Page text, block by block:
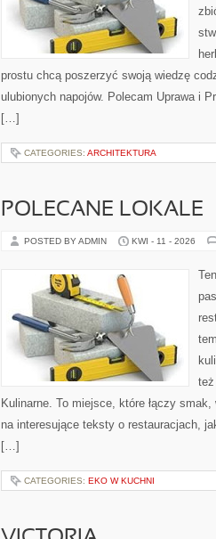
prostu chcą poszerzyć swoją wiedzę
ulubionych napojów. Polecam Uprawa i
[…]
CATEGORIES: ARCHITEKTURA
POLECANE LOKALE
POSTED BY ADMIN KWI - 11 - 2026
też
Kulinarne. To miejsce, które łączy
na interesujące teksty o restauracjach,
[…]
CATEGORIES: EKO W KUCHNI